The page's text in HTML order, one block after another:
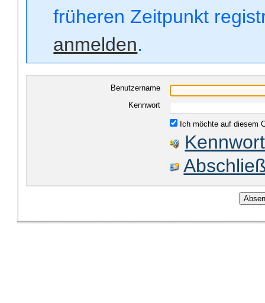
früheren Zeitpunkt
anmelden.
Benutzername
Kennwort
Ich möchte auf diesem